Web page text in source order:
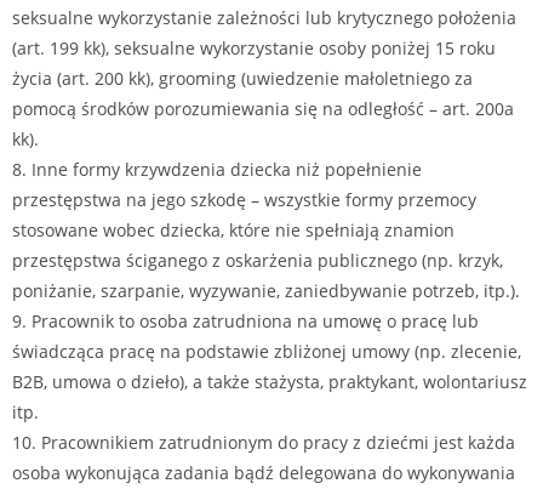
seksualne wykorzystanie zależności lub krytycznego położenia
(art. 199 kk), seksualne wykorzystanie osoby poniżej 15 roku
życia (art. 200 kk), grooming (uwiedzenie małoletniego za
pomocą środków porozumiewania się na odległość – art. 200a
kk).
8. Inne formy krzywdzenia dziecka niż popełnienie
przestępstwa na jego szkodę – wszystkie formy przemocy
stosowane wobec dziecka, które nie spełniają znamion
przestępstwa ściganego z oskarżenia publicznego (np. krzyk,
poniżanie, szarpanie, wyzywanie, zaniedbywanie potrzeb, itp.).
9. Pracownik to osoba zatrudniona na umowę o pracę lub
świadcząca pracę na podstawie zbliżonej umowy (np. zlecenie,
B2B, umowa o dzieło), a także stażysta, praktykant, wolontariusz
itp.
10. Pracownikiem zatrudnionym do pracy z dziećmi jest każda
osoba wykonująca zadania bądź delegowana do wykonywania